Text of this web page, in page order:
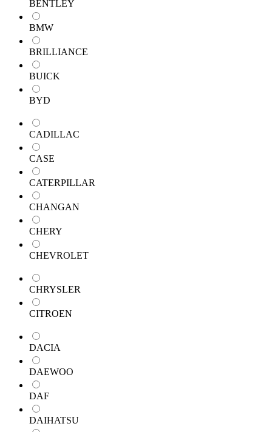
BENTLEY
BMW
BRILLIANCE
BUICK
BYD
CADILLAC
CASE
CATERPILLAR
CHANGAN
CHERY
CHEVROLET
CHRYSLER
CITROEN
DACIA
DAEWOO
DAF
DAIHATSU